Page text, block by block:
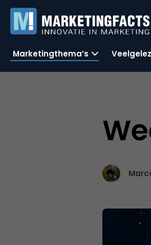
Marketingthema’s